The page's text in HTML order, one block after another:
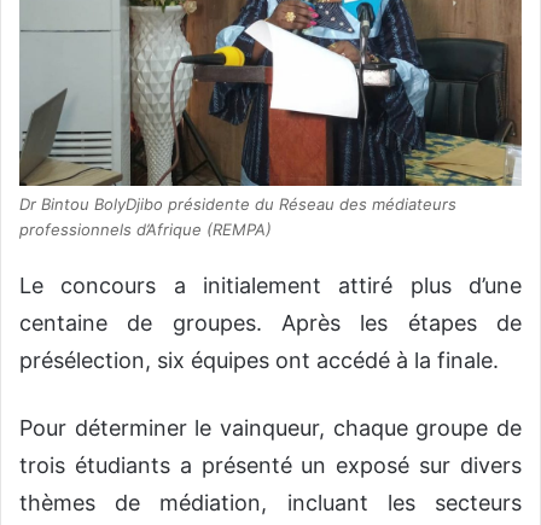
Dr Bintou BolyDjibo présidente du Réseau des médiateurs
professionnels d’Afrique (REMPA)
Le concours a initialement attiré plus d’une
centaine de groupes. Après les étapes de
présélection, six équipes ont accédé à la finale.
Pour déterminer le vainqueur, chaque groupe de
trois étudiants a présenté un exposé sur divers
thèmes de médiation, incluant les secteurs